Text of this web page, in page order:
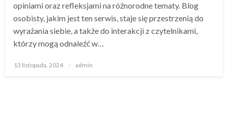
opiniami oraz refleksjami na różnorodne tematy. Blog
osobisty, jakim jest ten serwis, staje się przestrzenią do
wyrażania siebie, a także do interakcji z czytelnikami,
którzy mogą odnaleźć w…
Opublikowane
13 listopada, 2024 admin